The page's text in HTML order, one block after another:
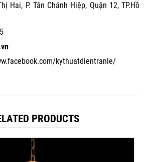
Hai, P. Tân Chánh Hiệp, Quận 12, TP.Hồ
kythuatdientranle/
PRODUCTS